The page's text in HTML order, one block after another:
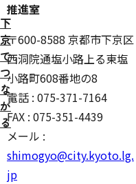
下
京
で
つ
な
が
る
推進室
〒600-8588 京都市下京区
西洞院通塩小路上る東塩
小路町608番地の8
電話 : 075-371-7164
FAX : 075-351-4439
メール :
shimogyo@city.kyoto.lg.
jp